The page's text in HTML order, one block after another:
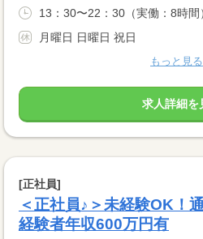
13：30〜22：30（実働：8時間
月曜日 日曜日 祝日
もっと見る
求人詳細を
[正社員]
＜正社員♪＞未経験OK！
経験者年収600万円有